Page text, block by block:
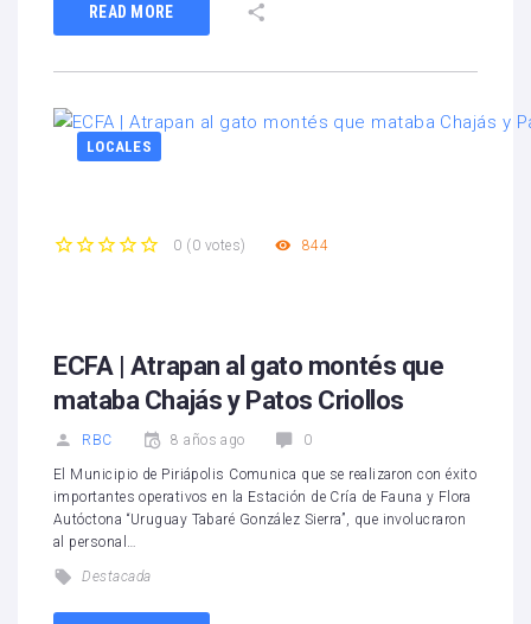
READ MORE
LOCALES
0 ( 0 votes) 844
ECFA | Atrapan al gato montés que
mataba Chajás y Patos Criollos
RBC 8 años ago 0
El Municipio de Piriápolis Comunica que se realizaron con éxito
importantes operativos en la Estación de Cría de Fauna y Flora
Autóctona “Uruguay Tabaré González Sierra”, que involucraron
al personal…
Destacada